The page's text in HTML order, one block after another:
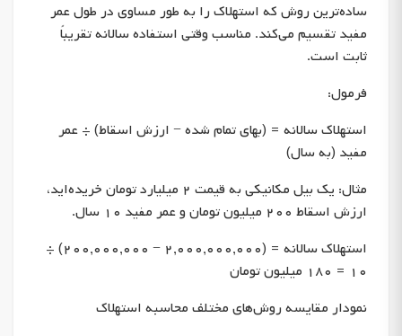
ساده‌ترین روش که استهلاک را به طور مساوی در طول عمر
مفید تقسیم می‌کند. مناسب وقتی استفاده سالانه تقریباً
ثابت است.
فرمول:
استهلاک سالانه = (بهای تمام شده − ارزش اسقاط) ÷ عمر
مفید (به سال)
مثال: یک بیل مکانیکی به قیمت ۲ میلیارد تومان خریده‌اید،
ارزش اسقاط ۲۰۰ میلیون تومان و عمر مفید ۱۰ سال.
استهلاک سالانه = (۲,۰۰۰,۰۰۰,۰۰۰ − ۲۰۰,۰۰۰,۰۰۰) ÷
۱۰ = ۱۸۰ میلیون تومان
نمودار مقایسه روش‌های مختلف محاسبه استهلاک